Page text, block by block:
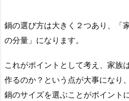
鍋の選び方は大きく２つあり、「
の分量」になります。
これがポイントとして考え、家族
作るのか？という点が大事になり
鍋のサイズを選ぶことがポイント